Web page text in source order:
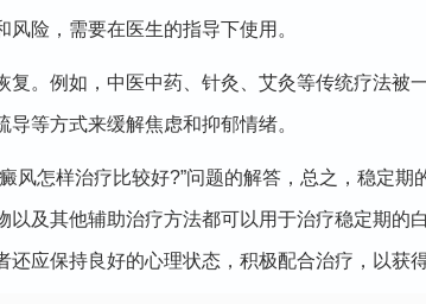
险，需要在医生的指导下使用。
例如，中医中药、针灸、艾灸等传统疗法被
等方式来缓解焦虑和抑郁情绪。
风怎样治疗比较好?”问题的解答，总之，稳定
及其他辅助治疗方法都可以用于治疗稳定期的
应保持良好的心理状态，积极配合治疗，以获